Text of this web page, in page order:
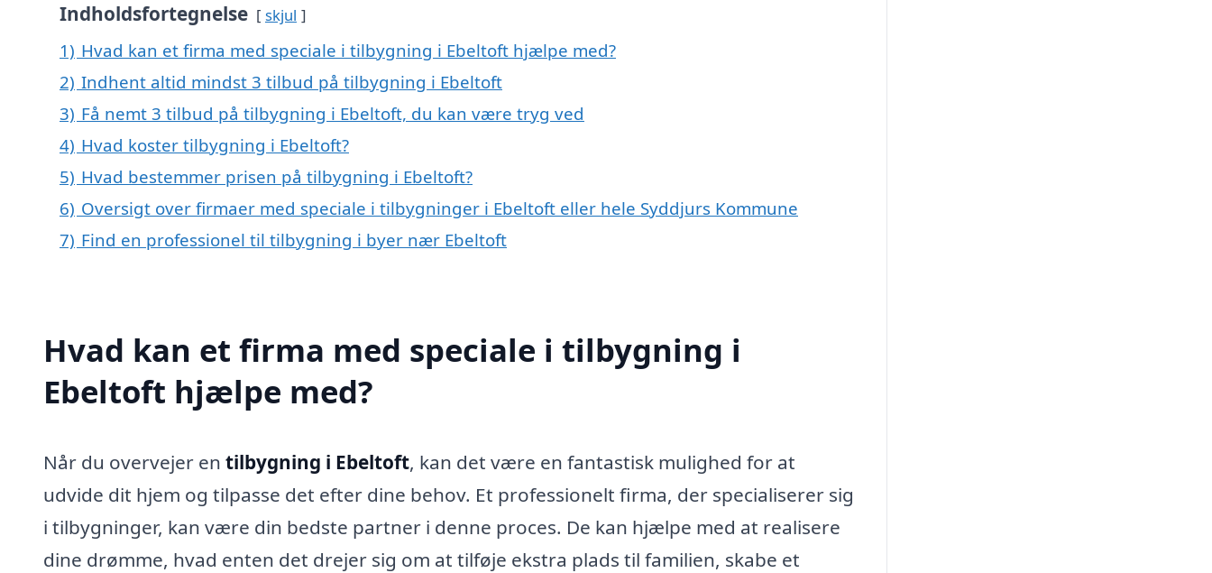
Indholdsfortegnelse skjul
1) Hvad kan et firma med speciale i tilbygning i Ebeltoft hjælpe med?
2) Indhent altid mindst 3 tilbud på tilbygning i Ebeltoft
3) Få nemt 3 tilbud på tilbygning i Ebeltoft, du kan være tryg ved
4) Hvad koster tilbygning i Ebeltoft?
5) Hvad bestemmer prisen på tilbygning i Ebeltoft?
6) Oversigt over firmaer med speciale i tilbygninger i Ebeltoft eller hele Syddjurs Kommune
7) Find en professionel til tilbygning i byer nær Ebeltoft
Hvad kan et firma med speciale i tilbygning i
Ebeltoft hjælpe med?
Når du overvejer en tilbygning i Ebeltoft, kan det være en fantastisk mulighed for at
udvide dit hjem og tilpasse det efter dine behov. Et professionelt firma, der specialiserer sig
i tilbygninger, kan være din bedste partner i denne proces. De kan hjælpe med at realisere
dine drømme, hvad enten det drejer sig om at tilføje ekstra plads til familien, skabe et